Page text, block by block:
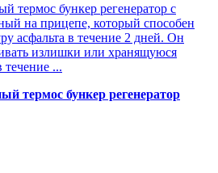
термос бункер регенератор с
на прицепе, который способен
асфальта в течение 2 дней. Он
излишки или хранящуюся
течение ...
термос бункер регенератор